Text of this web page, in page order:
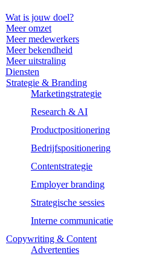
Wat is jouw doel?
Meer omzet
Meer medewerkers
Meer bekendheid
Meer uitstraling
Diensten
Strategie & Branding
Marketingstrategie
Research & AI
Productpositionering
Bedrijfspositionering
Contentstrategie
Employer branding
Strategische sessies
Interne communicatie
Copywriting & Content
Advertenties